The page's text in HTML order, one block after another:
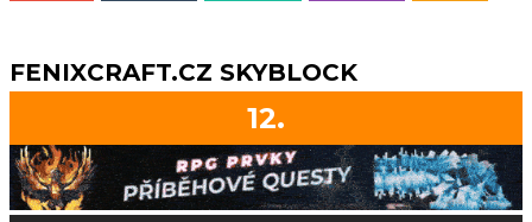
FENIXCRAFT.CZ SKYBLOCK
12.